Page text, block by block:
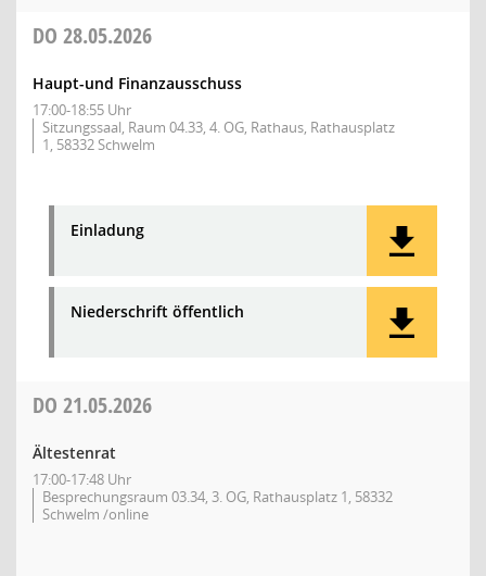
DO 28.05.2026
Haupt-und Finanzausschuss
17:00-18:55 Uhr
Sitzungssaal, Raum 04.33, 4. OG, Rathaus, Rathausplatz
1, 58332 Schwelm
Einladung
Niederschrift öffentlich
DO 21.05.2026
Ältestenrat
17:00-17:48 Uhr
Besprechungsraum 03.34, 3. OG, Rathausplatz 1, 58332
Schwelm /online